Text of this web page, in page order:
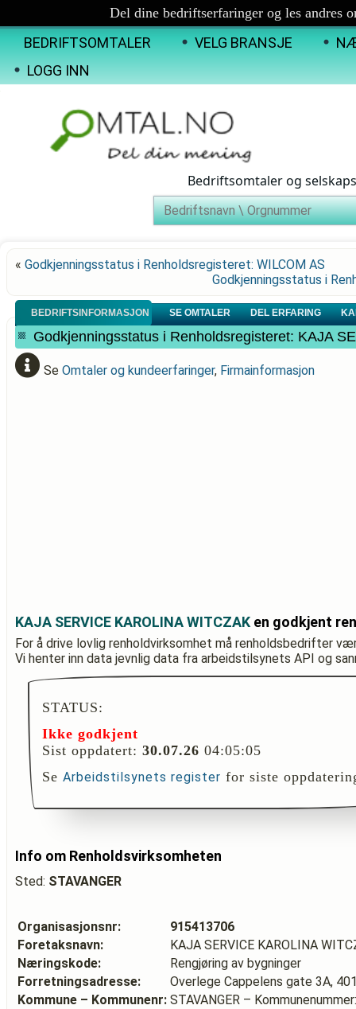
Del dine bedriftserfaringer og les andres
BEDRIFTSOMTALER VELG BRANSJE
LOGG INN
Bedriftsomtaler og
« Godkjenningsstatus i Renholdsregisteret: WILCOM AS
Godkjenningsstatus i
BEDRIFTSINFORMASJON SE OMTALER DEL ERFARING
Godkjenningsstatus i Renholdsregisteret: KAJA
Se Omtaler og kundeerfaringer, Firmainformasjon
KAJA SERVICE KAROLINA WITCZAK en godkjent
For å drive lovlig renholdvirksomhet må renholdsbedrifter
Vi henter inn data jevnlig data fra arbeidstilsynets API og
STATUS:
Ikke godkjent
Sist oppdatert: 30.07.26 04:05:05
Se Arbeidstilsynets register for siste
Info om Renholdsvirksomheten
Sted: STAVANGER
Organisasjonsnr:
915413706
Foretaksnavn:
KAJA SERVICE KAROLINA
Næringskode:
Rengjøring av bygninger
Forretningsadresse:
Overlege Cappelens gate 3A,
Kommune – Kommunenr: STAVANGER –